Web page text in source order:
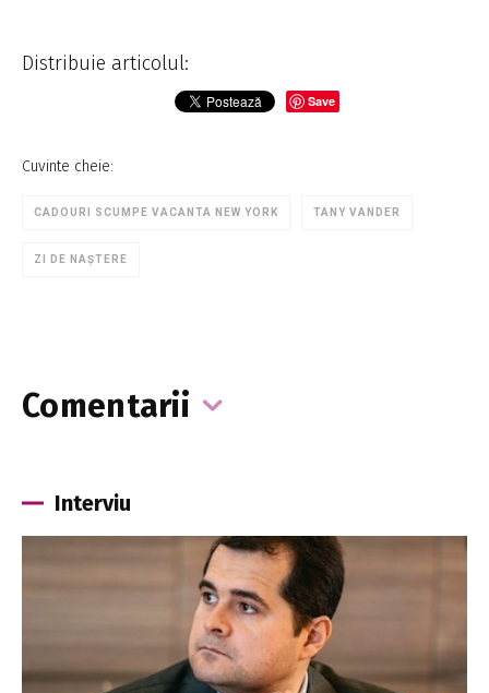
Distribuie articolul:
Save
Cuvinte cheie:
CADOURI SCUMPE VACANTA NEW YORK TANY VANDER
ZI DE NAŞTERE
Comentarii
Interviu